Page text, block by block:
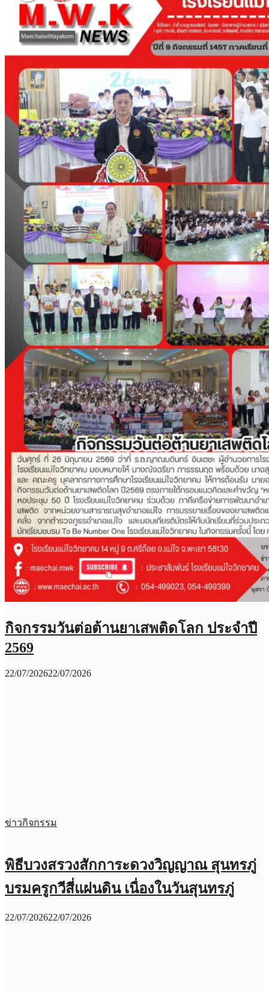
กิจกรรมวันต่อต้านยาเสพติดโลก ประจำปี
2569
22/07/202622/07/2026
ข่าวกิจกรรม
พิธีบวงสรวงสักการะดวงวิญญาณ สุนทรภู่
บรมครูกวีสี่แผ่นดิน เนื่องในวันสุนทรภู่
22/07/202622/07/2026